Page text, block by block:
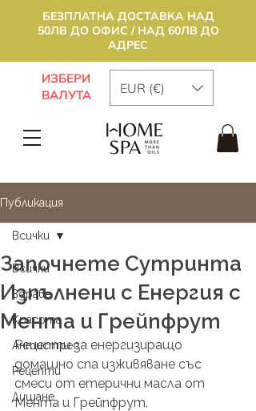
БЕЗПЛАТНА ДОСТАВКА НАД
50ЛВ ДО ОФИС / НАД 60ЛВ ДО
АДРЕС
ИЗБЕРИ
ВАЛУТА
EUR (€)
Публикация
Всички
Здраве
Красота
Антистрес
Рецепти
Дишане
Всички
Започнете Сутринта
Изпълнени с Енергия с
Мента и Грейпфрут
Рецепти за енергизиращо
домашно спа изживяване със
смеси от етерични масла от
Мента и Грейпфрут.